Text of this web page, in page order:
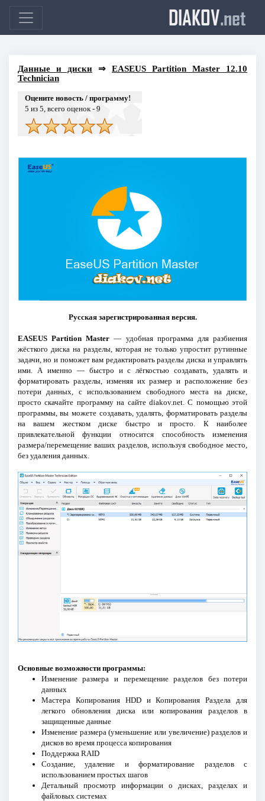
DIAKOV.net
Данные и диски⇒EASEUS Partition Master 12.10
Technician
Оцените новость / программу!
5 из 5, всего оценок - 9
Русская зарегистрированная версия.
EASEUS Partition Master — удобная программа для разбиения
жёсткого диска на разделы, которая не только упростит рутинные
задачи, но и поможет вам редактировать разделы диска и управлять
ими. А именно — быстро и с лёгкостью создавать, удалять и
форматировать разделы, изменяя их размер и расположение без
потери данных, с использованием свободного места на диске,
просто скачайте программу на сайте diakov.net. С помощью этой
программы, вы можете создавать, удалять, форматировать разделы
на вашем жестком диске быстро и просто. К наиболее
привлекательной функции относится способность изменения
размера/перемещение ваших разделов, используя свободное место,
без удаления данных.
Основные возможности программы:
Изменение размера и перемещение разделов без потери
данных
Мастера Копирования HDD и Копирования Раздела для
легкого обновления диска или копирования разделов в
защищенные данные
Изменение размера (уменьшение или увеличение) разделов и
дисков во время процесса копирования
Поддержка RAID
Создание, удаление и форматирование разделов с
использованием простых шагов
Детальный просмотр информации о дисках, разделах и
файловых системах